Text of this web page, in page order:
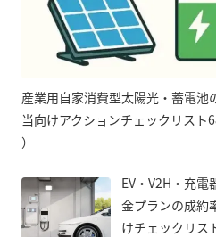
産業用自家消費型太陽光・蓄電池
当向けアクションチェックリスト
）
EV・V2H・充
金プランの成約
けチェックリス